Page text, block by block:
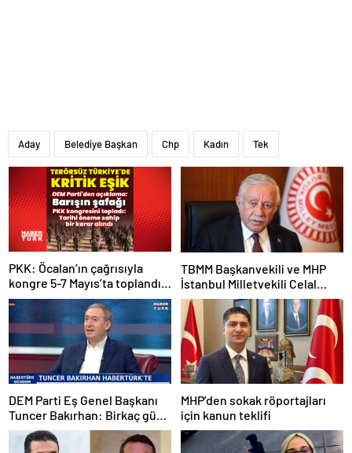
Aday Belediye Başkan Chp Kadın Tek
PKK: Öcalan’ın çağrısıyla
kongre 5-7 Mayıs’ta toplandı!
Tarihi bir karar alındı!
TBMM Başkanvekili ve MHP
İstanbul Milletvekili Celal
Adan: Kan ve kin devri
kapanmıştır
DEM Parti Eş Genel Başkanı
Tuncer Bakırhan: Birkaç gün
içerisinde kongre kararları
açıklanacak
MHP’den sokak röportajları
için kanun teklifi